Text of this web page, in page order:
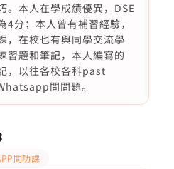
。本人在學成績優異，DSE
4分；本人曾有補習經驗，
，在校也有與同學交流學
習題和筆記，本人編寫的
，以往各校各科past
問問題。
問功課